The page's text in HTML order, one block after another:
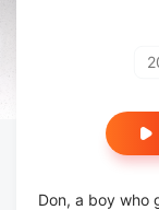
Don, a boy who